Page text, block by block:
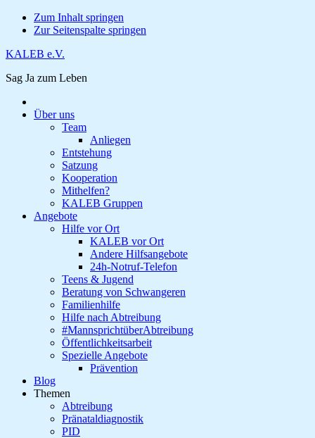
Zum Inhalt springen
Zur Seitenspalte springen
KALEB e.V.
Sag Ja zum Leben
Über uns
Team
Anliegen
Entstehung
Satzung
Kooperation
Mithelfen?
KALEB Gruppen
Angebote
Hilfe vor Ort
KALEB vor Ort
Andere Hilfsangebote
24h-Notruf-Telefon
Teens & Jugend
Beratung von Schwangeren
Familienhilfe
Hilfe nach Abtreibung
#MannsprichtüberAbtreibung
Öffentlichkeitsarbeit
Spezielle Angebote
Prävention
Blog
Themen
Abtreibung
Pränataldiagnostik
PID